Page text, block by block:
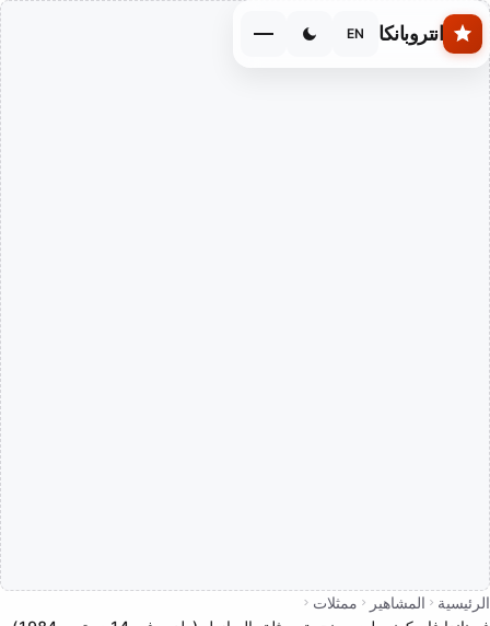
Skip to main content
انتروبانكا EN
الرئيسية المشاهير
ممثلات